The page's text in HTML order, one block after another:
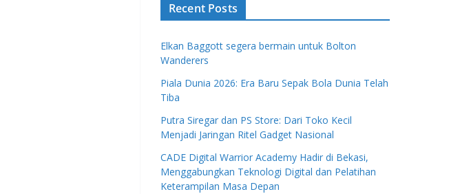
Recent Posts
Elkan Baggott segera bermain untuk Bolton
Wanderers
Piala Dunia 2026: Era Baru Sepak Bola Dunia Telah
Tiba
Putra Siregar dan PS Store: Dari Toko Kecil
Menjadi Jaringan Ritel Gadget Nasional
CADE Digital Warrior Academy Hadir di Bekasi,
Menggabungkan Teknologi Digital dan Pelatihan
Keterampilan Masa Depan